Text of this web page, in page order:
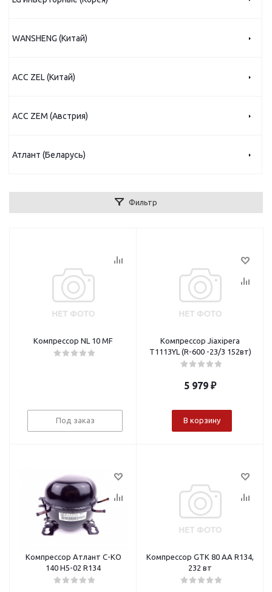
WANSHENG (Китай)
АСС ZEL (Китай)
АСС ZEM (Австрия)
Атлант (Беларусь)
Фильтр
Компрессор NL 10 MF
Под заказ
Компрессор Jiaxipera
T1113YL (R-600 -23/3 152вт)
5 979 ₽
В корзину
Компрессор Атлант С-КО
140 Н5-02 R134
Компрессор GTK 80 AA R134,
232 вт